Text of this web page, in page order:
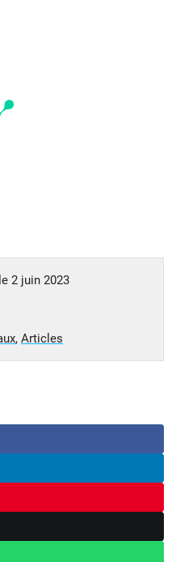
2 juin 2023
, Articles